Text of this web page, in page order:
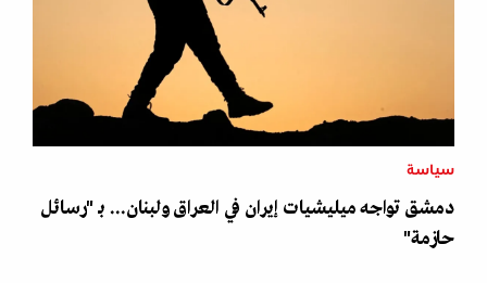
سياسة
دمشق تواجه ميليشيات إيران في العراق ولبنان... بـ "رسائل
حازمة"